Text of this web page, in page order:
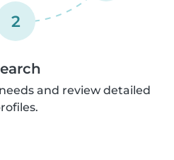
2
and review detailed